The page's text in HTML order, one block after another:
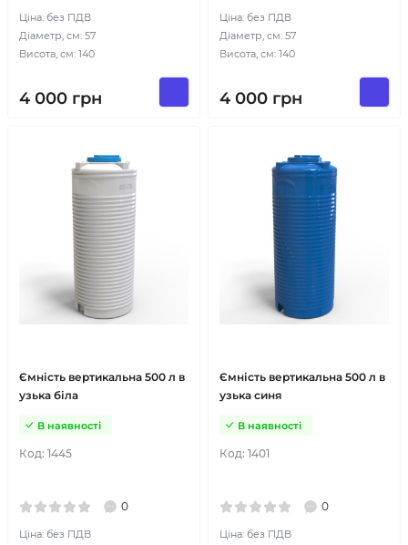
Ціна: без ПДВ
Діаметр, см: 57
Висота, см: 140
4 000 грн
Ціна: без ПДВ
Діаметр, см: 57
Висота, см: 140
4 000 грн
Ємність вертикальна 500 л в
узька біла
Код: 1445
В наявності
0
Ціна: без ПДВ
Ємність вертикальна 500 л в
узька синя
Код: 1401
В наявності
0
Ціна: без ПДВ